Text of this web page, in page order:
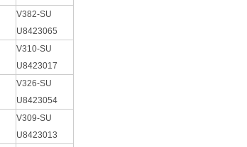
V382-SU
U8423065
V310-SU
U8423017
V326-SU
U8423054
V309-SU
U8423013